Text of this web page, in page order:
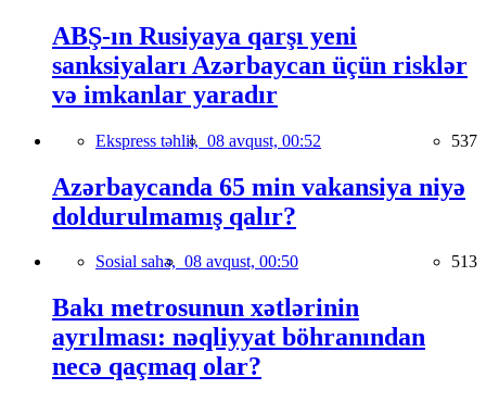
ABŞ-ın Rusiyaya qarşı yeni
sanksiyaları Azərbaycan üçün risklər
və imkanlar yaradır
Ekspress təhlil, 08 avqust, 00:52 537
Azərbaycanda 65 min vakansiya niyə
doldurulmamış qalır?
Sosial sahə, 08 avqust, 00:50 513
Bakı metrosunun xətlərinin
ayrılması: nəqliyyat böhranından
necə qaçmaq olar?